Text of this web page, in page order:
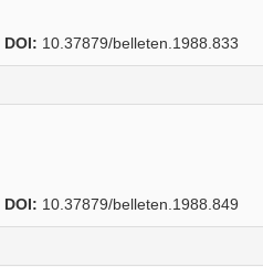
DOI: 10.37879/belleten.1988.833
DOI: 10.37879/belleten.1988.849